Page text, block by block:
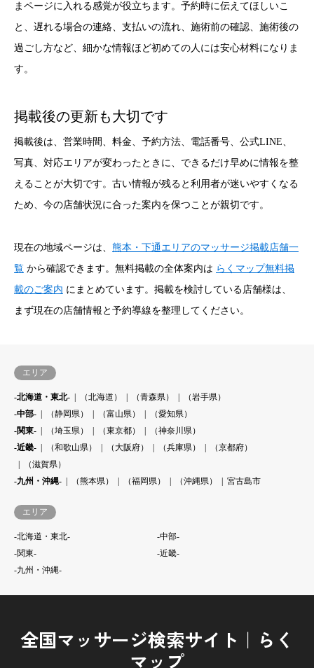
まページに入れる感覚が役立ちます。予約時に伝えてほしいこ
と、遅れる場合の連絡、支払いの流れ、施術前の確認、施術後の
過ごし方など、細かな情報ほど初めての人には安心材料になりま
す。
掲載後の更新も大切です
掲載後は、営業時間、料金、予約方法、電話番号、公式LINE、
写真、対応エリアが変わったときに、できるだけ早めに情報を整
えることが大切です。古い情報が残ると利用者が迷いやすくなる
ため、今の店舗状況に合った案内を保つことが親切です。
現在の地域ページは、 熊本・下通エリアのマッサージ掲載店舗一
覧 から確認できます。無料掲載の全体案内は らくマップ無料掲
載のご案内 にまとめています。掲載を検討している店舗様は、
まず現在の店舗情報と予約導線を整理してください。
エリア
-北海道・東北- （北海道） （青森県）
（岩手県）
-中部-
（静岡県） （富山県）
（愛知県）
-関東-
（埼玉県） （東京都）
（神奈川県）
-近畿-
（和歌山県） （大阪府） （兵庫県）
（京都府）
（滋賀県）
-九州・沖縄-
（熊本県） （福岡県） （沖縄県） 宮古島市
エリア
-北海道・東北-
-中部-
-関東-
-近畿-
-九州・沖縄-
全国マッサージ検索サイト｜らく
マップ